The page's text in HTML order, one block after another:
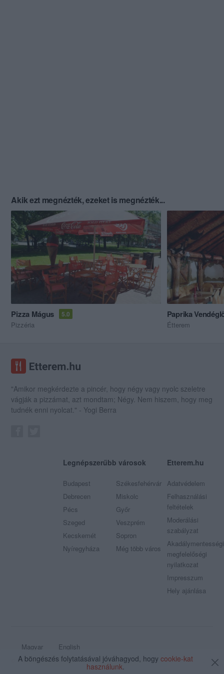
Akik ezt megnézték, ezeket is megnézték...
Pizza Mágus 5.0
Pizzéria
Paprika
Étterem
"Amikor megkérdezte a pincér, hogy négy vagy nyolc szeletre
vágják a pizzámat, azt mondtam; Négy. Nem hiszem, hogy meg
tudnék enni nyolcat." - Yogi Berra
Legnépszerűbb városok
Budapest
Debrecen
Pécs
Szeged
Kecskemét
Nyíregyháza
Székesfehérvár
Miskolc
Győr
Veszprém
Sopron
Még több város
Etterem.hu
Adatvédelem
Felhasználási
feltételek
Moderálási
szabályzat
Akadálymentességi
megfelelőségi
nyilatkozat
Impresszum
Hely ajánlása
Magyar
English
© 2009 - 2026 Etterem.hu - Minden jog fenntartva
A böngészés folytatásával jóváhagyod, hogy cookie-kat
használunk.